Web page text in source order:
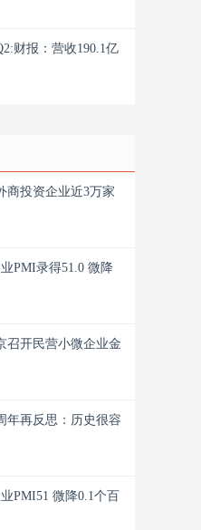
财报：营收190.1亿
商投资企业近3万家
PMI录得51.0 微降
召开民营小微企业金
年再反思：历史很容
PMI51 微降0.1个百